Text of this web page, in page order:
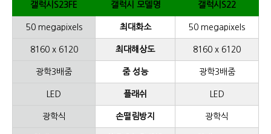
갤럭시S23FE 갤럭시 모델명 갤럭시S22
50 megapixels 최대화소 50 megapixels
8160 x 6120 최대해상도 8160 x 6120
광학3배줌 줌 성능 광학3배줌
LED 플래쉬 LED
광학식 손떨림방지 광학식